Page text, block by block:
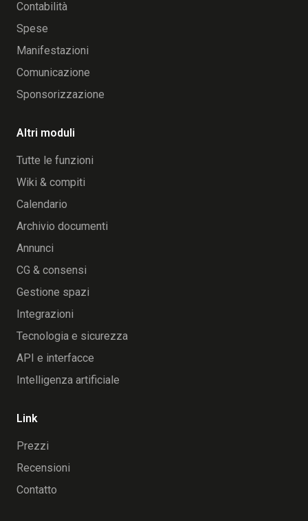
Contabilità
Spese
Manifestazioni
Comunicazione
Sponsorizzazione
Altri moduli
Tutte le funzioni
Wiki & compiti
Calendario
Archivio documenti
Annunci
CG & consensi
Gestione spazi
Integrazioni
Tecnologia e sicurezza
API e interfacce
Intelligenza artificiale
Link
Prezzi
Recensioni
Contatto